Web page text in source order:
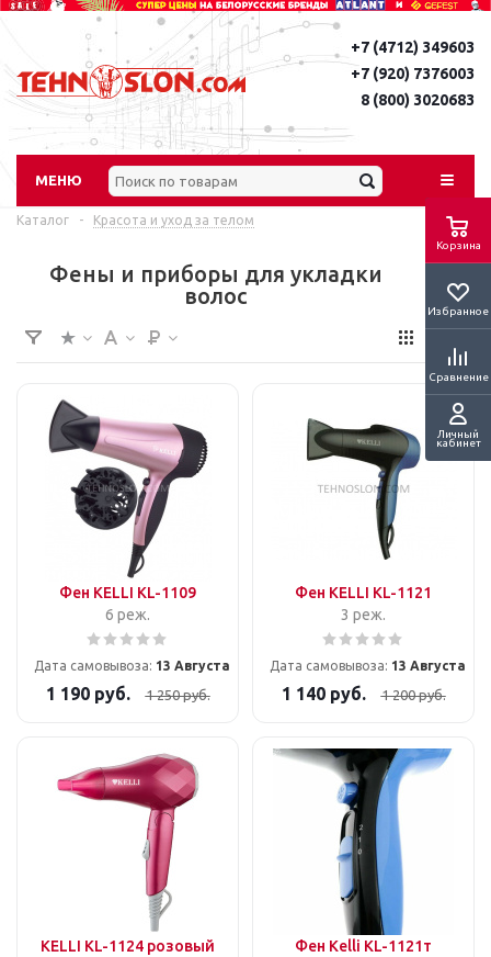
Корзина
Избранное
Сравнение
Личный
кабинет
+7 (4712) 349603
+7 (920) 7376003
8 (800) 3020683
МЕНЮ
Каталог - Красота и уход за телом
Фены и приборы для укладки
волос
Фен KELLI KL-1109
6 реж.
Дата самовывоза: 13 Августа
1 190руб. 1 250руб.
Фен KELLI KL-1121
3 реж.
Дата самовывоза: 13 Августа
1 140руб. 1 200руб.
KELLI KL-1124 розовый
Фен Kelli KL-1121т